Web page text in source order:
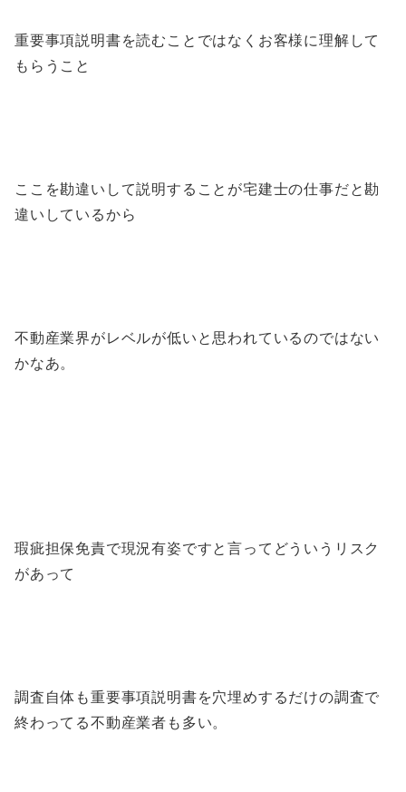
重要事項説明書を読むことではなくお客様に理解して
もらうこと
ここを勘違いして説明することが宅建士の仕事だと勘
違いしているから
不動産業界がレベルが低いと思われているのではない
かなあ。
瑕疵担保免責で現況有姿ですと言ってどういうリスク
があって
調査自体も重要事項説明書を穴埋めするだけの調査で
終わってる不動産業者も多い。